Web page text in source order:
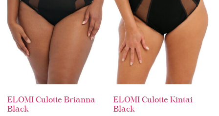
ELOMI Culotte Brianna
Black
ELOMI Culotte Kintai
Black